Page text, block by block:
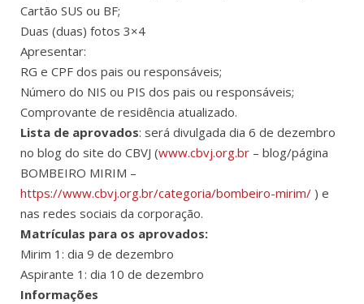
Cartão SUS ou BF;
Duas (duas) fotos 3×4
Apresentar:
RG e CPF dos pais ou responsáveis;
Número do NIS ou PIS dos pais ou responsáveis;
Comprovante de residência atualizado.
Lista de aprovados: será divulgada dia 6 de dezembro
no blog do site do CBVJ (www.cbvj.org.br – blog/página
BOMBEIRO MIRIM –
https://www.cbvj.org.br/categoria/bombeiro-mirim/ ) e
nas redes sociais da corporação.
Matrículas para os aprovados:
Mirim 1: dia 9 de dezembro
Aspirante 1: dia 10 de dezembro
Informações